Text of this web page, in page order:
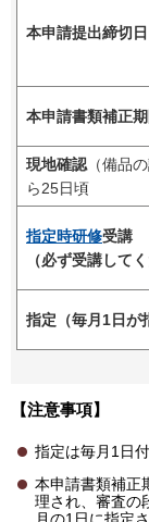
本申請提出締切
本申請書類補正
現地確認 （備品
ら25日頃
指定時研修受講
（必ず受講してく
指定（毎月1日が
【注意事項】
指定は毎月1日付
本申請書類補正
理され、審査の